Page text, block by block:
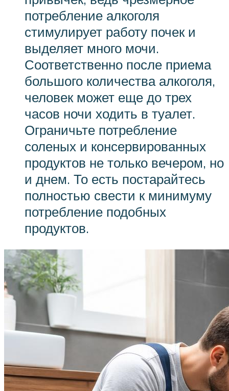
потребление алкоголя
стимулирует работу почек и
выделяет много мочи.
Соответственно после приема
большого количества алкоголя,
человек может еще до трех
часов ночи ходить в туалет.
Ограничьте потребление
соленых и консервированных
продуктов не только вечером, но
и днем. То есть постарайтесь
полностью свести к минимуму
потребление подобных
продуктов.